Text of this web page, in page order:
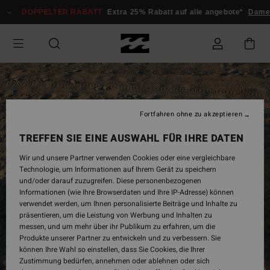
DOPPELTER RABATT Extra 25% Rabatt auf alle angebote* Damen
TREFFEN SIE EINE AUSWAHL FÜR IHRE DATEN
Wir und unsere Partner verwenden Cookies oder eine vergleichbare
Technologie, um Informationen auf Ihrem Gerät zu speichern
und/oder darauf zuzugreifen. Diese personenbezogenen
Informationen (wie Ihre Browserdaten und Ihre IP-Adresse) können
verwendet werden, um Ihnen personalisierte Beiträge und Inhalte zu
präsentieren, um die Leistung von Werbung und Inhalten zu
messen, und um mehr über ihr Publikum zu erfahren, um die
Produkte unserer Partner zu entwickeln und zu verbessern. Sie
können Ihre Wahl so einstellen, dass Sie Cookies, die Ihrer
Zustimmung bedürfen, annehmen oder ablehnen oder sich
Fortfahren ohne zu akzeptieren